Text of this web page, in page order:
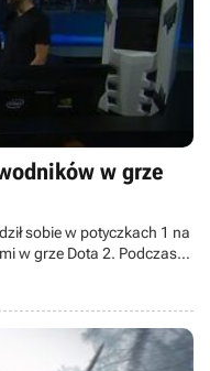
w grze
sobie w potyczkach 1 na
w grze Dota 2. Podczas
Dendiego, a wcześniej